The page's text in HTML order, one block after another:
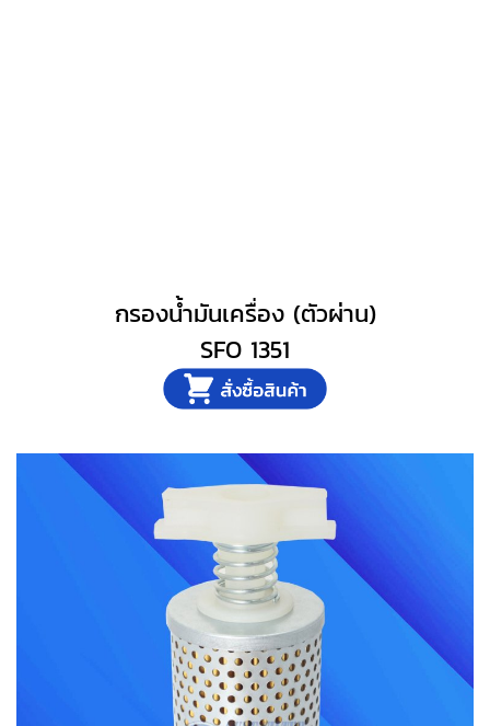
กรองน้ำมันเครื่อง (ตัวผ่าน)
SFO 1351